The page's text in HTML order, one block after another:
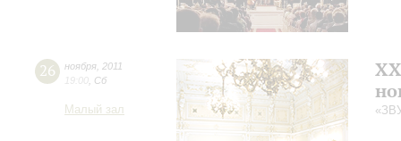
26 ноября 2011
19:00
Сб
Малый зал